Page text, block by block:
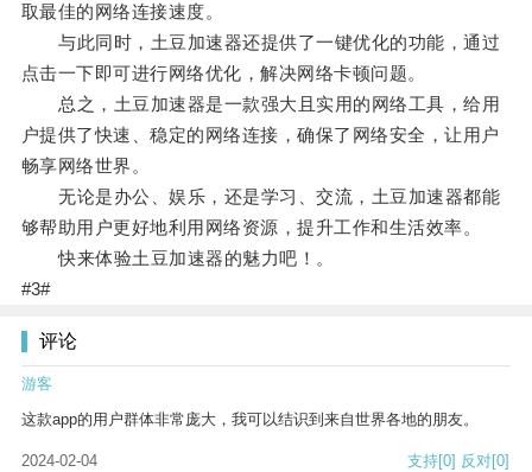
取最佳的网络连接速度。
与此同时，土豆加速器还提供了一键优化的功能，通过
点击一下即可进行网络优化，解决网络卡顿问题。
总之，土豆加速器是一款强大且实用的网络工具，给用
户提供了快速、稳定的网络连接，确保了网络安全，让用户
畅享网络世界。
无论是办公、娱乐，还是学习、交流，土豆加速器都能
够帮助用户更好地利用网络资源，提升工作和生活效率。
快来体验土豆加速器的魅力吧！。
#3#
评论
游客
这款app的用户群体非常庞大，我可以结识到来自世界各地的朋友。
2024-02-04 支持[0] 反对[0]